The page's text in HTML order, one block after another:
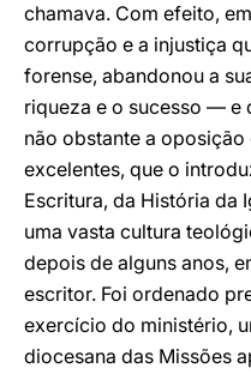
chamava. Com efeito,
corrupção e a injustiça
forense, abandonou a
riqueza e o sucesso — e
não obstante a
excelentes, que o
Escritura, da História da
uma vasta cultura
depois de alguns anos,
escritor. Foi ordenado
exercício do ministério,
diocesana das Missões